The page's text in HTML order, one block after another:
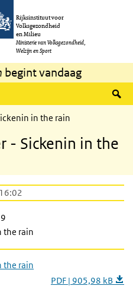
Rijksinstituut voor
Volksgezondheid
en Milieu
Ministerie van Volksgezondheid,
Welzijn en Sport
begint vandaag
in the rain
- Sickenin in the
the rain
the rain
PDF | 905,98 kB